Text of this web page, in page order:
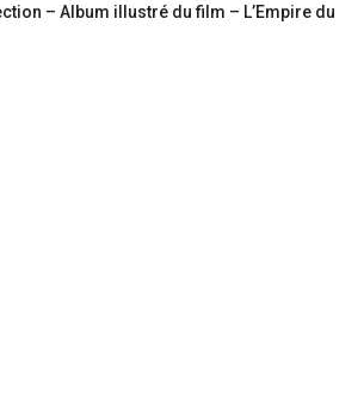
– Album illustré du film – L’Empire du